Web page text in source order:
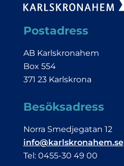
Postadress
AB Karlskronahem
Box 554
371 23 Karlskrona
Besöksadress
Norra Smedjegatan 12
info@karlskronahem.se
Tel: 0455-30 49 00